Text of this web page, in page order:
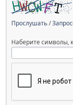
Прослушать/
Наберите символы,